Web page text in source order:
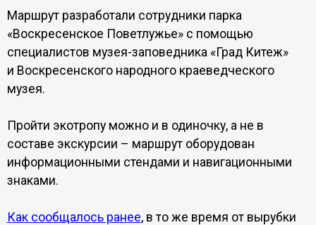
Маршрут разработали сотрудники парка
«Воскресенское Поветлужье» с помощью
специалистов музея-заповедника «Град Китеж»
и Воскресенского народного краеведческого
музея.
Пройти экотропу можно и в одиночку, а не в
составе экскурсии – маршрут оборудован
информационными стендами и навигационными
знаками.
Как сообщалось ранее, в то же время от вырубки